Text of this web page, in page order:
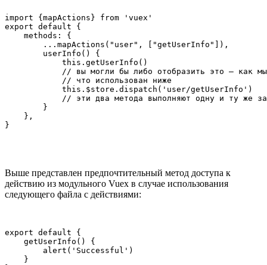
import {mapActions} from 'vuex'
export default {
    methods: {
        ...mapActions("user", ["getUserInfo"]),
        userInfo() {
            this.getUserInfo()
// вы могли бы либо отобразить это – как
            // что использован ниже
            this.$store.dispatch('user/getUserInfo')
// эти два метода выполняют одну и ту же
        }
    },
Выше представлен предпочтительный метод доступа к
действию из модульного Vuex в случае использования
следующего файла с действиями:
export default {
    getUserInfo() {
        alert('Successful')
    }